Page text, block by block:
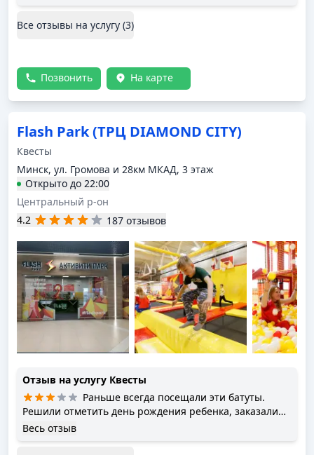
Все отзывы на услугу (3)
Позвонить На карте
Flash Park (ТРЦ DIAMOND CITY)
Квесты
Минск, ул. Громова и 28км МКАД, 3 этаж
Открыто до 22:00
Центральный р-он
4.2
187 отзывов
Отзыв на услугу Квесты
Раньше всегда посещали эти батуты.
Решили отметить день рождения ребенка, заказали
их аниматора… Был какой-то квест. Детям было не
Весь отзыв